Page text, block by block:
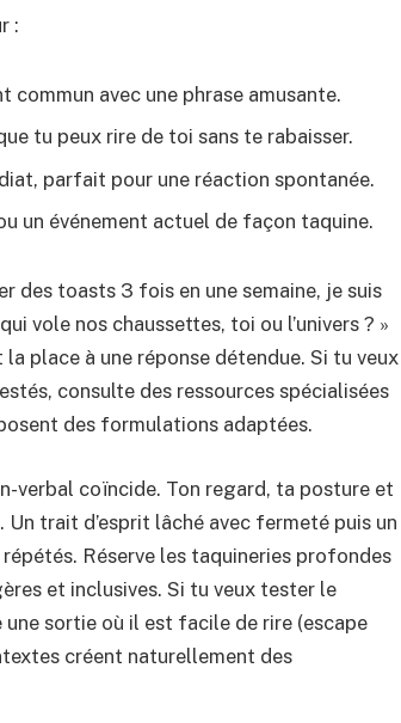
:
commun avec une phrase amusante.
tu peux rire de toi sans te rabaisser.
parfait pour une réaction spontanée.
un événement actuel de façon taquine.
des toasts 3 fois en une semaine, je suis
vole nos chaussettes, toi ou l’univers ? »
place à une réponse détendue. Si tu veux
consulte des ressources spécialisées
des formulations adaptées.
verbal coïncide. Ton regard, ta posture et
trait d’esprit lâché avec fermeté puis un
Réserve les taquineries profondes
et inclusives. Si tu veux tester le
sortie où il est facile de rire (escape
créent naturellement des